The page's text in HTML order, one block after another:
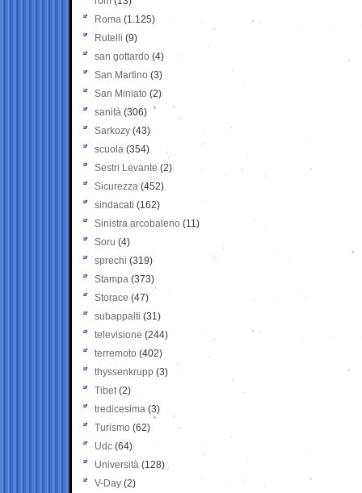
Roma (1.125)
Rutelli (9)
san gottardo (4)
San Martino (3)
San Miniato (2)
sanità (306)
Sarkozy (43)
scuola (354)
Sestri Levante (2)
Sicurezza (452)
sindacati (162)
Sinistra arcobaleno (11)
Soru (4)
sprechi (319)
Stampa (373)
Storace (47)
subappalti (31)
televisione(244)
terremoto (402)
thyssenkrupp (3)
Tibet(2)
tredicesima (3)
Turismo (62)
Udc (64)
Università (128)
V-Day (2)